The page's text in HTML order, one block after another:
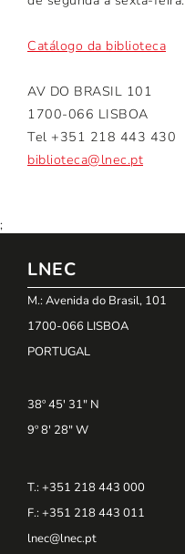
Catálogo da biblioteca
AV DO BRASIL 101
1700-066 LISBOA
Tel +351 218 443 430
biblioteca@lnec.pt
;
LNEC
M.: Avenida do Brasil, 101
1700-066 LISBOA
PORTUGAL
38º 45' 31" N
9º 8' 28" W
T.: +351 218 443 000
F.: +351 218 443 011
lnec@lnec.pt